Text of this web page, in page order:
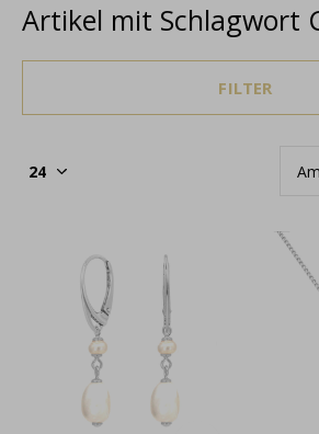
Artikel mit Schlagwort
FILTER